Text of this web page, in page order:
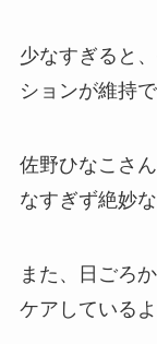
少なすぎると
ションが維持
佐野ひなこさ
なすぎず絶妙
また、日ごろ
ケアしているよ